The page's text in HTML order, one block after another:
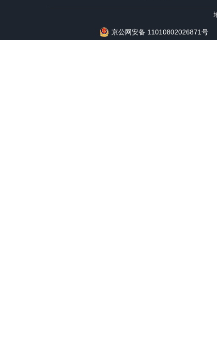
京公网安备 11010802026871号